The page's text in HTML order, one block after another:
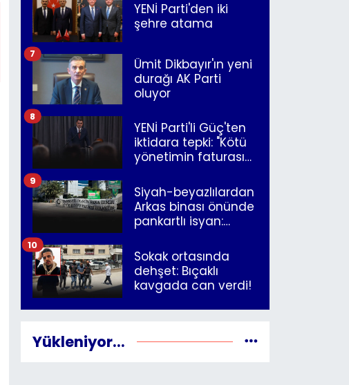
YENİ Parti'den iki
şehre atama
Ümit Dikbayır'ın yeni
durağı AK Parti
oluyor
7
YENİ Parti'li Güç'ten
iktidara tepki: "Kötü
yönetimin faturasını
8
Siyah-beyazlılardan
Arkas binası önünde
pankartlı isyan:
İzmir"
9
Sokak ortasında
dehşet: Bıçaklı
kavgada can verdi!
10
Yükleniyor...